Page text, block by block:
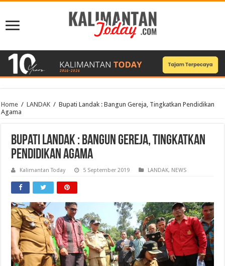
Home / LANDAK / Bupati Landak : Bangun Gereja, Tingkatkan Pendidikan
Agama
Bupati Landak : Bangun Gereja, Tingkatkan
Pendidikan Agama
Kalimantan Today 5 September 2019 LANDAK, NEWS